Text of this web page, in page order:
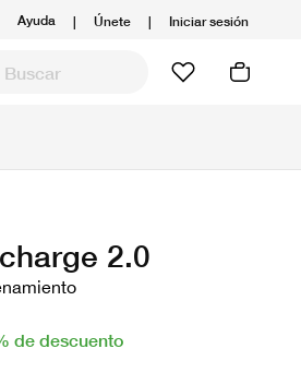
Ayuda | Únete | Iniciar sesión
2.0
de descuento